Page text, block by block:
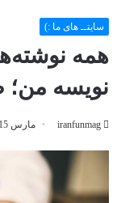
سایتــ های ما :)
همه
نویسه من؛
iranfunmag مارس 15, 2019